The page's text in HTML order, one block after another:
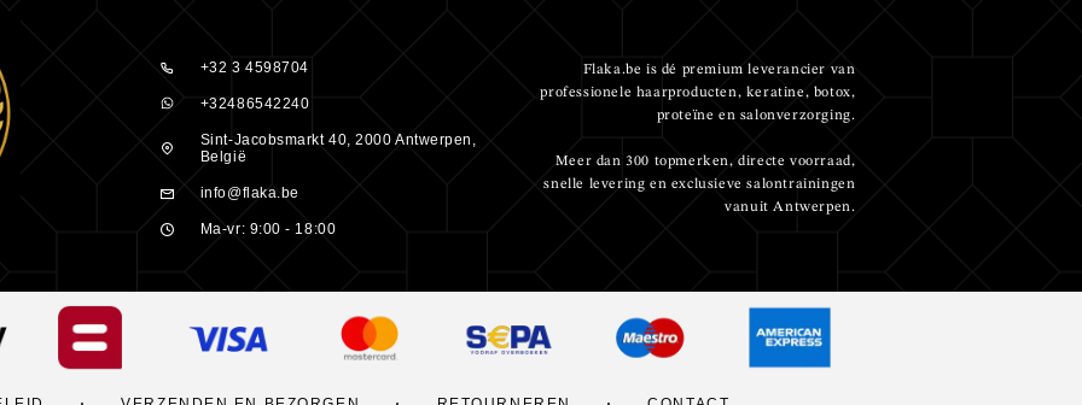
om je haar
kun
wat
je haar
+32 3 4598704
+32486542240
Sint-Jacobsmarkt 40, 2000 Antwerpen,
België
info@flaka.be
Ma-vr: 9:00 - 18:00
Flaka.be is dé premium leverancier van
professionele haarproducten, keratine, botox,
proteïne en salonverzorging.
Meer dan 300 topmerken, directe voorraad,
snelle levering en exclusieve salontrainingen
vanuit Antwerpen.